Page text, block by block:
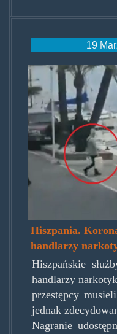
19
Hiszpania.
handlarzy
Hiszpańskie
handlarzy
przestępcy
jednak
Nagranie